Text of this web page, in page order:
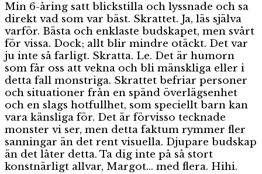
Min 6-åring satt blickstilla och lyssnade och sa
direkt vad som var bäst. Skrattet. Ja, läs själva
varför. Bästa och enklaste budskapet, men svårt
för vissa. Dock; allt blir mindre otäckt. Det var
ju inte så farligt. Skratta. Le. Det är humorn
som får oss att vekna och bli mänskliga eller i
detta fall monstriga. Skrattet befriar personer
och situationer från en spänd överlägsenhet
och en slags hotfullhet, som speciellt barn kan
vara känsliga för. Det är förvisso tecknade
monster vi ser, men detta faktum rymmer fler
sanningar än det rent visuella. Djupare budskap
än det låter detta. Ta dig inte på så stort
konstnärligt allvar, Margot… med flera. Hihi.